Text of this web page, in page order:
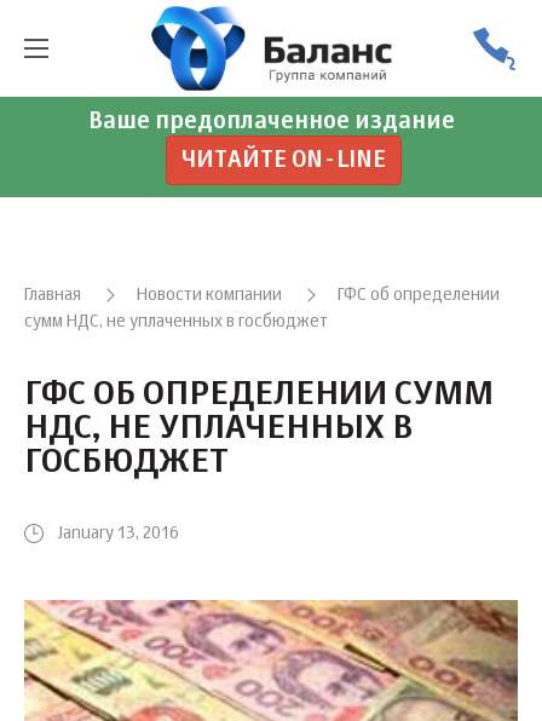
Ваше предоплаченное издание
ЧИТАЙТЕ ON-LINE
Главная Новости компании
ГФС об определении
сумм НДС, не уплаченных в госбюджет
ГФС ОБ ОПРЕДЕЛЕНИИ СУММ
НДС, НЕ УПЛАЧЕННЫХ В
ГОСБЮДЖЕТ
January 13, 2016